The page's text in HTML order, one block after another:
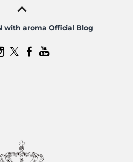
with aroma Official Blog